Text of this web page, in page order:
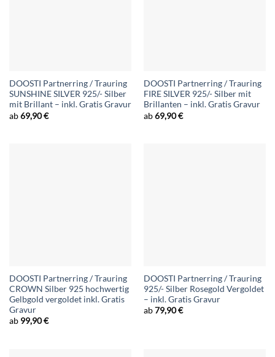
DOOSTI Partnerring / Trauring
SUNSHINE SILVER 925/- Silber
mit Brillant – inkl. Gratis Gravur
ab69,90€
DOOSTI Partnerring / Trauring
FIRE SILVER 925/- Silber mit
Brillanten – inkl. Gratis Gravur
ab69,90€
DOOSTI Partnerring / Trauring
CROWN Silber 925 hochwertig
Gelbgold vergoldet inkl. Gratis
Gravur
ab 99,90€
DOOSTI Partnerring / Trauring
925/- Silber Rosegold Vergoldet
– inkl. Gratis Gravur
ab79,90€